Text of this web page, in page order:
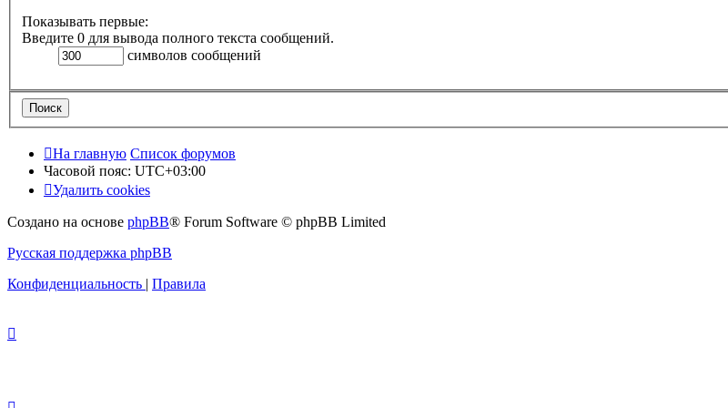
Показывать первые:
Введите 0 для вывода полного текста сообщений.
символов сообщений
На главную Список форумов
Часовой пояс: UTC+03:00
Удалить cookies
Создано на основе phpBB® Forum Software © phpBB Limited
Русская поддержка phpBB
Конфиденциальность | Правила